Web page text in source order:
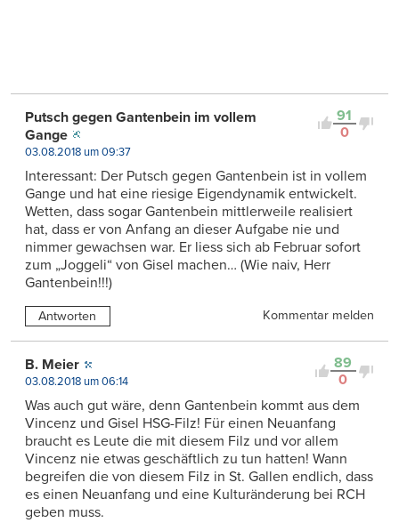
91
0
Putsch gegen Gantenbein im vollem
Gange
03.08.2018 um 09:37
Interessant: Der Putsch gegen Gantenbein ist in vollem
Gange und hat eine riesige Eigendynamik entwickelt.
Wetten, dass sogar Gantenbein mittlerweile realisiert
hat, dass er von Anfang an dieser Aufgabe nie und
nimmer gewachsen war. Er liess sich ab Februar sofort
zum „Joggeli“ von Gisel machen… (Wie naiv, Herr
Gantenbein!!!)
Antworten Kommentar melden
89
0
B. Meier
03.08.2018 um 06:14
Was auch gut wäre, denn Gantenbein kommt aus dem
Vincenz und Gisel HSG-Filz! Für einen Neuanfang
braucht es Leute die mit diesem Filz und vor allem
Vincenz nie etwas geschäftlich zu tun hatten! Wann
begreifen die von diesem Filz in St. Gallen endlich, dass
es einen Neuanfang und eine Kulturänderung bei RCH
geben muss.